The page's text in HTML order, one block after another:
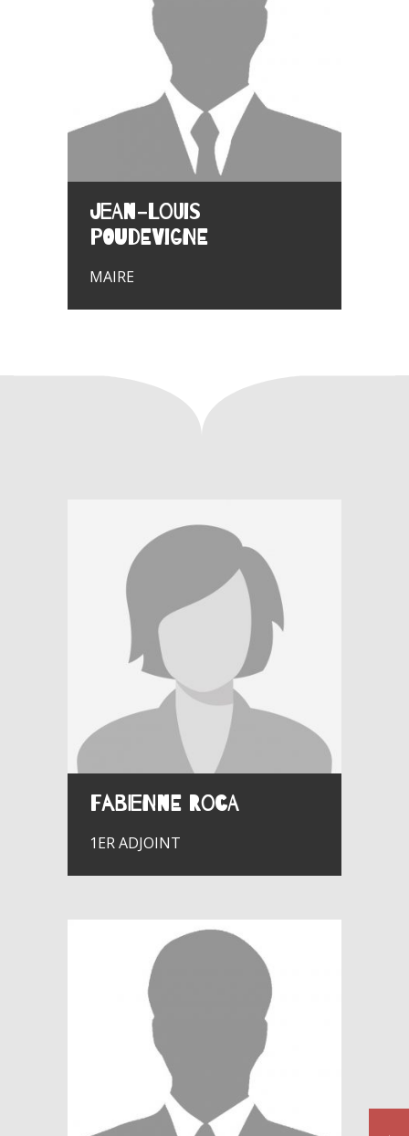
Jean-Louis
POUDEVIGNE
MAIRE
Fabienne ROCA
1ER ADJOINT